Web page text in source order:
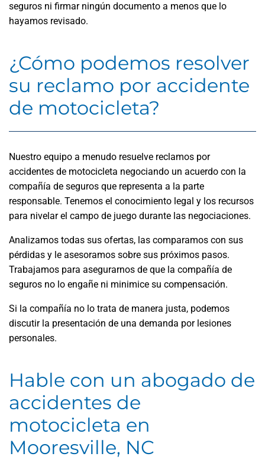
seguros ni firmar ningún documento a menos que lo
hayamos revisado.
¿Cómo podemos resolver
su reclamo por accidente
de motocicleta?
Nuestro equipo a menudo resuelve reclamos por
accidentes de motocicleta negociando un acuerdo con la
compañía de seguros que representa a la parte
responsable. Tenemos el conocimiento legal y los recursos
para nivelar el campo de juego durante las negociaciones.
Analizamos todas sus ofertas, las comparamos con sus
pérdidas y le asesoramos sobre sus próximos pasos.
Trabajamos para asegurarnos de que la compañía de
seguros no lo engañe ni minimice su compensación.
Si la compañía no lo trata de manera justa, podemos
discutir la presentación de una demanda por lesiones
personales.
Hable con un abogado de
accidentes de
motocicleta en
Mooresville, NC